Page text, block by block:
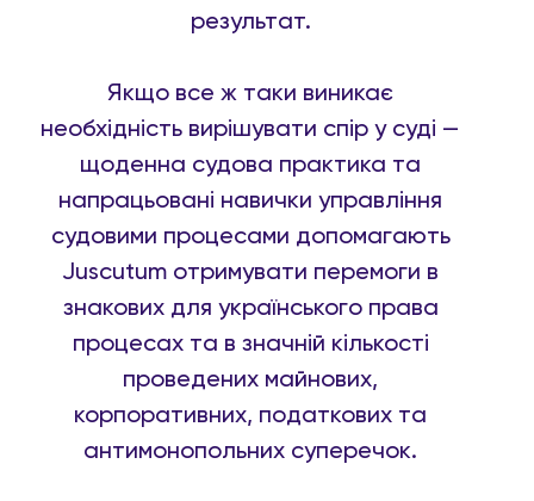
результат.
Якщо все ж таки виникає
необхідність вирішувати спір у суді —
щоденна судова практика та
напрацьовані навички управління
судовими процесами допомагають
Juscutum отримувати перемоги в
знакових для українського права
процесах та в значній кількості
проведених майнових,
корпоративних, податкових та
антимонопольних суперечок.